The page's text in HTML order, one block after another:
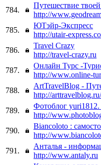
784.
Путешествие
http://
785.
ЮТэйр-Экспресс
http://utair-
786.
Travel Crazy
http://travel-crazy.ru
787.
Онлайн Турс -
http://www.online-
788.
ArtTravelBlog -
http://arttravelblog.ru/
789.
Фотоблог
http://
790.
Biancoloto :
http://
791.
Анталья -
http://www.antaly.ru